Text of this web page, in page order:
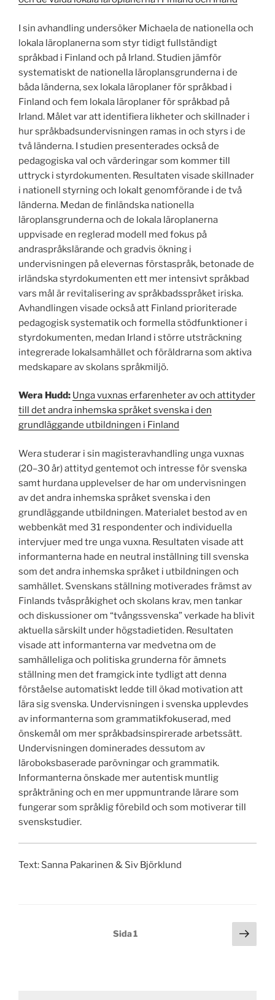
I sin avhandling undersöker Michaela de nationella och
lokala läroplanerna som styr tidigt fullständigt
språkbad i Finland och på Irland. Studien jämför
systematiskt de nationella läroplansgrunderna i de
båda länderna, sex lokala läroplaner för språkbad i
Finland och fem lokala läroplaner för språkbad på
Irland. Målet var att identifiera likheter och skillnader i
hur språkbadsundervisningen ramas in och styrs i de
två länderna. I studien presenterades också de
pedagogiska val och värderingar som kommer till
uttryck i styrdokumenten. Resultaten visade skillnader
i nationell styrning och lokalt genomförande i de två
länderna. Medan de finländska nationella
läroplansgrunderna och de lokala läroplanerna
uppvisade en reglerad modell med fokus på
andraspråkslärande och gradvis ökning i
undervisningen på elevernas förstaspråk, betonade de
irländska styrdokumenten ett mer intensivt språkbad
vars mål är revitalisering av språkbadsspråket iriska.
Avhandlingen visade också att Finland prioriterade
pedagogisk systematik och formella stödfunktioner i
styrdokumenten, medan Irland i större utsträckning
integrerade lokalsamhället och föräldrarna som aktiva
medskapare av skolans språkmiljö.
Wera Hudd: Unga vuxnas erfarenheter av och attityder
till det andra inhemska språket svenska i den
grundläggande utbildningen i Finland
Wera studerar i sin magisteravhandling unga vuxnas
(20–30 år) attityd gentemot och intresse för svenska
samt hurdana upplevelser de har om undervisningen
av det andra inhemska språket svenska i den
grundläggande utbildningen. Materialet bestod av en
webbenkät med 31 respondenter och individuella
intervjuer med tre unga vuxna. Resultaten visade att
informanterna hade en neutral inställning till svenska
som det andra inhemska språket i utbildningen och
samhället. Svenskans ställning motiverades främst av
Finlands tvåspråkighet och skolans krav, men tankar
och diskussioner om “tvångssvenska” verkade ha blivit
aktuella särskilt under högstadietiden. Resultaten
visade att informanterna var medvetna om de
samhälleliga och politiska grunderna för ämnets
ställning men det framgick inte tydligt att denna
förståelse automatiskt ledde till ökad motivation att
lära sig svenska. Undervisningen i svenska upplevdes
av informanterna som grammatikfokuserad, med
önskemål om mer språkbadsinspirerade arbetssätt.
Undervisningen dominerades dessutom av
läroboksbaserade parövningar och grammatik.
Informanterna önskade mer autentisk muntlig
språkträning och en mer uppmuntrande lärare som
fungerar som språklig förebild och som motiverar till
svenskstudier.
Text: Sanna Pakarinen & Siv Björklund
Sida1
sida